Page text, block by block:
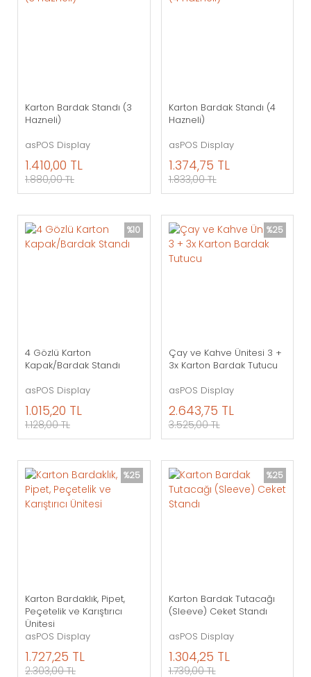
Karton Bardak Standı (3
Hazneli)
asPOS Display
1.410,00 TL
1.880,00 TL
Karton Bardak Standı (4
Hazneli)
asPOS Display
1.374,75 TL
1.833,00 TL
%10
4 Gözlü Karton
Kapak/Bardak Standı
asPOS Display
1.015,20 TL
1.128,00 TL
%25
Çay ve Kahve Ünitesi 3 +
3x Karton Bardak Tutucu
asPOS Display
2.643,75 TL
3.525,00 TL
%25
Karton Bardaklık, Pipet,
Peçetelik ve Karıştırıcı
Ünitesi
asPOS Display
1.727,25 TL
2.303,00 TL
%25
Karton Bardak Tutacağı
(Sleeve) Ceket Standı
asPOS Display
1.304,25 TL
1.739,00 TL